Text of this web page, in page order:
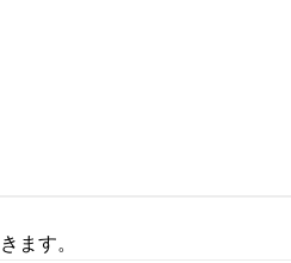
ます。